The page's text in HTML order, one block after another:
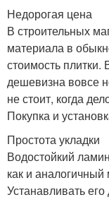
Недорогая цена
В строительных
материала в
стоимость плитки.
дешевизна вовсе
не стоит, когда
Покупка и
Простота укладки
Водостойкий
как и аналогичный
Устанавливать